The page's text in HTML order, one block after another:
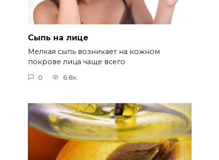
Сыпь на лице
Мелкая сыпь возникает на кожном
покрове лица чаще всего
0 6.8к.